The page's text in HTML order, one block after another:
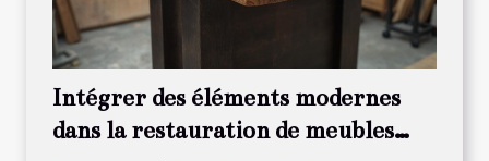
Intégrer des éléments modernes
dans la restauration de meubles